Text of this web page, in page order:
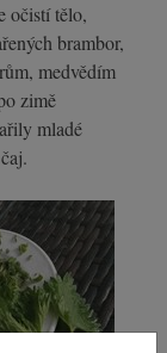
očistí tělo,
brambor,
medvědím
zimě
mladé